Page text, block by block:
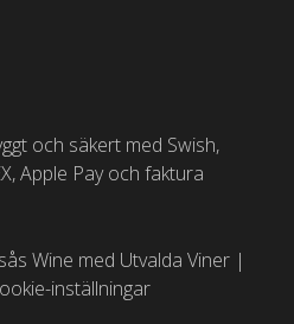
och säkert med Swish,
Apple Pay och faktura
Wine med Utvalda Viner |
inställningar